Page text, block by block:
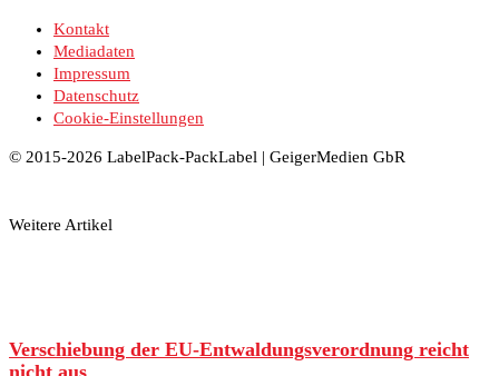
Kontakt
Mediadaten
Impressum
Datenschutz
Cookie-Einstellungen
© 2015-2026 LabelPack-PackLabel | GeigerMedien GbR
Weitere Artikel
Verschiebung der EU-Entwaldungsverordnung reicht